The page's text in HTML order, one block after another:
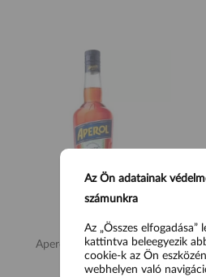
Aperol Aperif ital 700ml
Az Ön adatainak
számunkra
Az „Összes elfogadása”
kattintva beleegyezik
cookie-k az Ön
webhelyen való